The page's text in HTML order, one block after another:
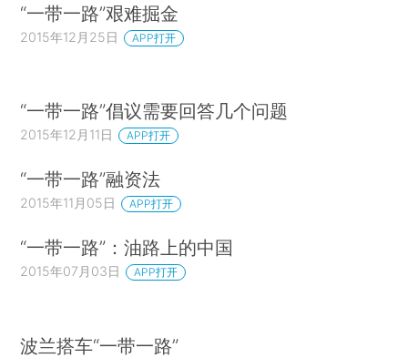
“一带一路”艰难掘金
2015年12月25日 APP打开
“一带一路”倡议需要回答几个问题
2015年12月11日 APP打开
“一带一路”融资法
2015年11月05日 APP打开
“一带一路”：油路上的中国
2015年07月03日 APP打开
波兰搭车“一带一路”